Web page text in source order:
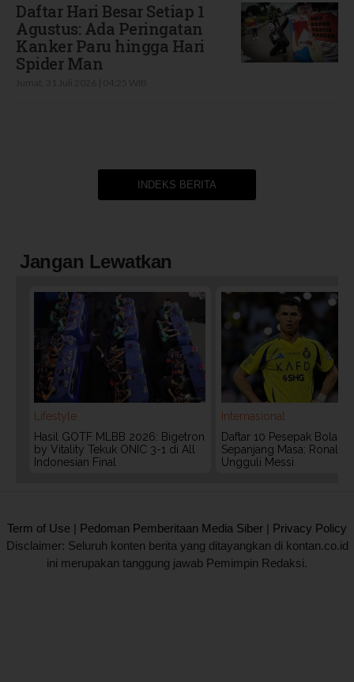
Daftar Hari Besar Setiap 1
Agustus: Ada Peringatan
Kanker Paru hingga Hari
Spider Man
INDEKS BERITA
Jangan Lewatkan
Lifestyle
Hasil GOTF MLBB 2026: Bigetron
by Vitality Tekuk ONIC 3-1 di All
Indonesian Final
Internasional
Daftar 10 Pesepak Bola
Sepanjang Masa: Ronaldo
Ungguli Messi
Term of Use | Pedoman Pemberitaan Media Siber | Privacy Policy
Disclaimer: Seluruh konten berita yang ditayangkan di kontan.co.id
ini merupakan tanggung jawab Pemimpin Redaksi.